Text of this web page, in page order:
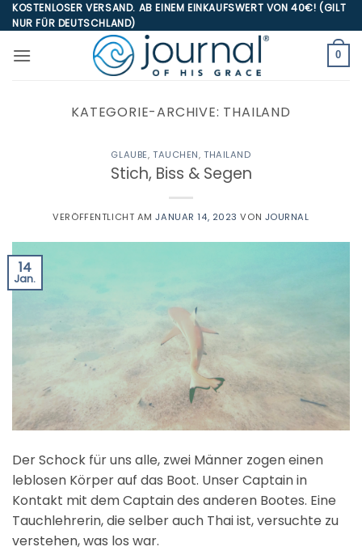
Zum
Inhalt
springen
KOSTENLOSER VERSAND. AB EINEM EINKAUFSWERT VON 40€! (GILT
NUR FÜR DEUTSCHLAND)
0
KATEGORIE-ARCHIVE: THAILAND
GLAUBE, TAUCHEN,THAILAND
Stich, Biss & Segen
VERÖFFENTLICHT AMJANUAR 14, 2023 VON JOURNAL
14
Jan.
Der Schock für uns alle, zwei Männer zogen einen
leblosen Körper auf das Boot. Unser Captain in
Kontakt mit dem Captain des anderen Bootes. Eine
Tauchlehrerin, die selber auch Thai ist, versuchte zu
verstehen, was los war.